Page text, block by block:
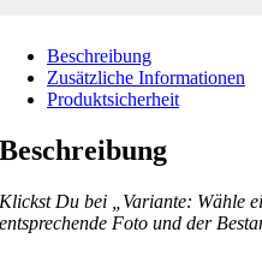
Beschreibung
Zusätzliche Informationen
Produktsicherheit
Beschreibung
Klickst Du bei „Variante: Wähle
entsprechende Foto und der